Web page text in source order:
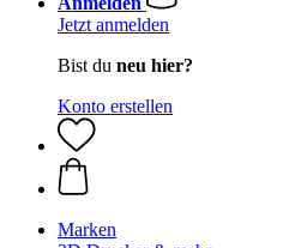
Jetzt anmelden
Bist du neu hier?
Konto erstellen
Marken